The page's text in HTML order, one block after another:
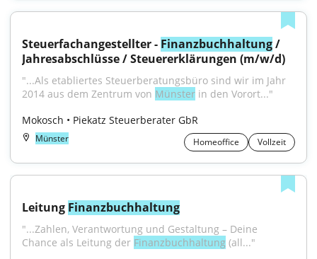
Steuerfachangestellter - Finanzbuchhaltung /
Jahresabschlüsse / Steuererklärungen (m/w/d)
"...Als etabliertes Steuerberatungsbüro sind wir im Jahr
2014 aus dem Zentrum von Münster in den Vorort..."
Mokosch • Piekatz Steuerberater GbR
Münster Homeoffice Vollzeit
Leitung Finanzbuchhaltung
"...Zahlen, Verantwortung und Gestaltung – Deine
Chance als Leitung der Finanzbuchhaltung (all..."